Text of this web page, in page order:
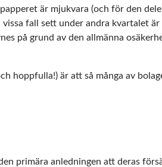
är mjukvara (och för den
fall sett under andra kvartalet
på grund av den allmänna
hoppfulla!) är att så många av
primära anledningen att deras